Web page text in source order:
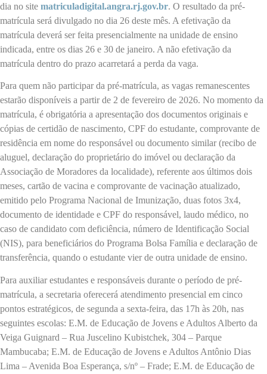
dia no site matriculadigital.angra.rj.gov.br. O resultado da pré-
matrícula será divulgado no dia 26 deste mês. A efetivação da
matrícula deverá ser feita presencialmente na unidade de ensino
indicada, entre os dias 26 e 30 de janeiro. A não efetivação da
matrícula dentro do prazo acarretará a perda da vaga.
Para quem não participar da pré-matrícula, as vagas remanescentes
estarão disponíveis a partir de 2 de fevereiro de 2026. No momento da
matrícula, é obrigatória a apresentação dos documentos originais e
cópias de certidão de nascimento, CPF do estudante, comprovante de
residência em nome do responsável ou documento similar (recibo de
aluguel, declaração do proprietário do imóvel ou declaração da
Associação de Moradores da localidade), referente aos últimos dois
meses, cartão de vacina e comprovante de vacinação atualizado,
emitido pelo Programa Nacional de Imunização, duas fotos 3x4,
documento de identidade e CPF do responsável, laudo médico, no
caso de candidato com deficiência, número de Identificação Social
(NIS), para beneficiários do Programa Bolsa Família e declaração de
transferência, quando o estudante vier de outra unidade de ensino.
Para auxiliar estudantes e responsáveis durante o período de pré-
matrícula, a secretaria oferecerá atendimento presencial em cinco
pontos estratégicos, de segunda a sexta-feira, das 17h às 20h, nas
seguintes escolas: E.M. de Educação de Jovens e Adultos Alberto da
Veiga Guignard – Rua Juscelino Kubistchek, 304 – Parque
Mambucaba; E.M. de Educação de Jovens e Adultos Antônio Dias
Lima – Avenida Boa Esperança, s/nº – Frade; E.M. de Educação de